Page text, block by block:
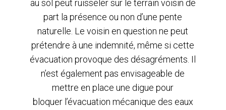
au sol peut ruisseler sur le terrain voisin de
part la présence ou non d’une pente
naturelle. Le voisin en question ne peut
prétendre à une indemnité, même si cette
évacuation provoque des désagréments. Il
n’est également pas envisageable de
mettre en place une digue pour
bloquer l’évacuation mécanique des eaux